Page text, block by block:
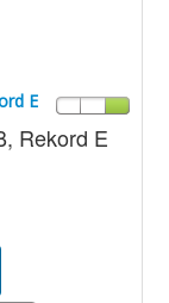
E
Rekord E